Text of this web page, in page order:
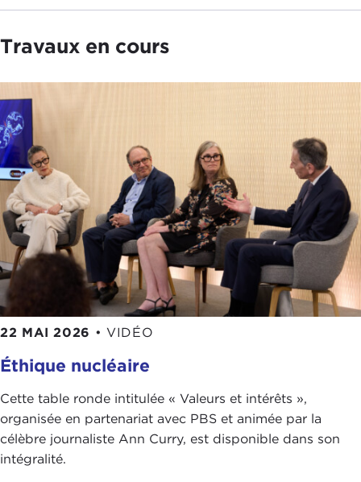
Travaux en cours
22 MAI 2026 • VIDÉO
Éthique nucléaire
Cette table ronde intitulée « Valeurs et intérêts »,
organisée en partenariat avec PBS et animée par la
célèbre journaliste Ann Curry, est disponible dans son
intégralité.